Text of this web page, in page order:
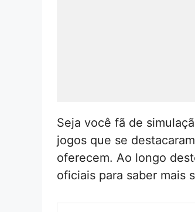
Seja você fã de
jogos que se
oferecem. Ao longo
oficiais para saber mais